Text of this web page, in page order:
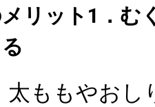
リット1．む
太ももやおし